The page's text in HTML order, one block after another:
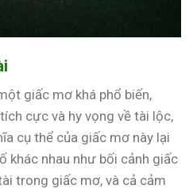
giấc mơ khá phổ biến,
cực và hy vọng về tài lộc,
cụ thể của giấc mơ này lại
khác nhau như bối cảnh giấc
trong giấc mơ, và cả cảm